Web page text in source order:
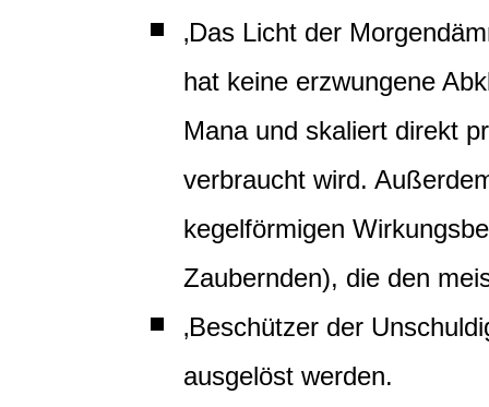
‚Das Licht der
hat keine erzwungene
Mana und skaliert direkt
verbraucht wird.
kegelförmigen
Zaubernden), die den
‚Beschützer der
ausgelöst werden.